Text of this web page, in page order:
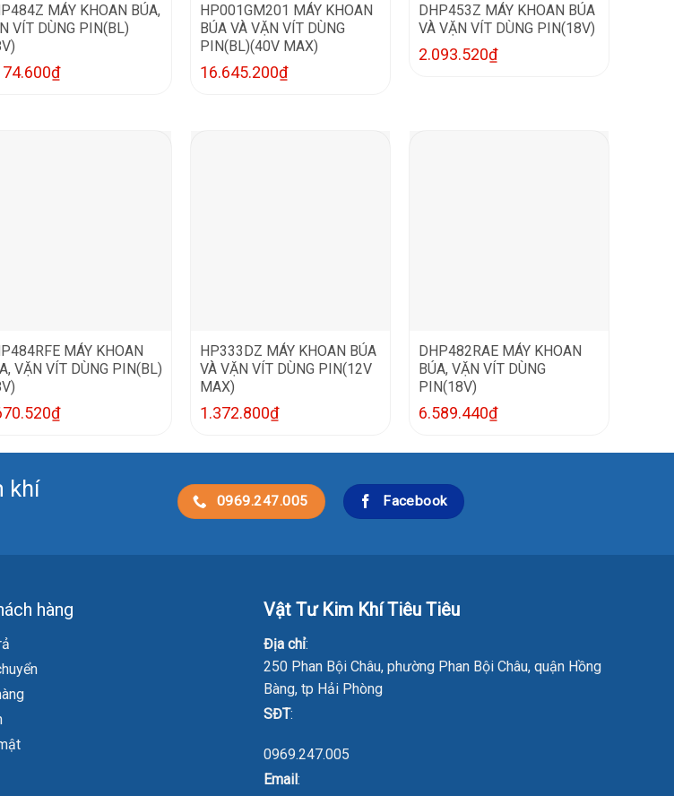
MÁY KHOAN BÚA,
VÍT DÙNG PIN(BL)
₫
HP001GM201 MÁY KHOAN
BÚA VÀ VẶN VÍT DÙNG
PIN(BL)(40V MAX)
16.645.200₫
DHP453Z MÁY KHOAN BÚA
VÀ VẶN VÍT DÙNG PIN(18V)
2.093.520₫
MÁY KHOAN
VẶN VÍT DÙNG PIN(BL)
₫
HP333DZ MÁY KHOAN BÚA
VÀ VẶN VÍT DÙNG PIN(12V
MAX)
1.372.800₫
DHP482RAE MÁY KHOAN
BÚA, VẶN VÍT DÙNG
PIN(18V)
6.589.440₫
khí 0969.247.005 Facebook
hàng Vật Tư Kim Khí Tiêu Tiêu
Địa chỉ:
250 Phan Bội Châu, phường Phan Bội Châu, quận Hồng
Bàng, tp Hải Phòng
SĐT:
0969.247.005
Email :